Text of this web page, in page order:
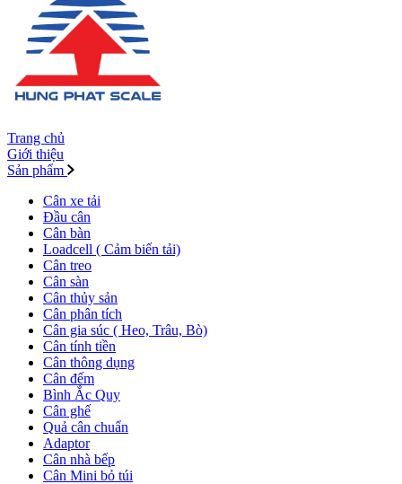
Trang chủ
Giới thiệu
Sản phẩm
Cân xe tải
Đầu cân
Cân bàn
Loadcell ( Cảm biến tải)
Cân treo
Cân sàn
Cân thủy sản
Cân phân tích
Cân gia súc ( Heo, Trâu, Bò)
Cân tính tiền
Cân thông dụng
Cân đếm
Bình Ắc Quy
Cân ghế
Quả cân chuẩn
Adaptor
Cân nhà bếp
Cân Mini bỏ túi